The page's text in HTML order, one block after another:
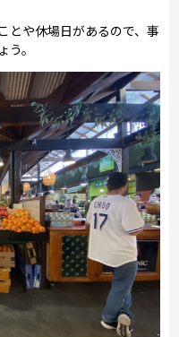
とや休場日があるので、事
。